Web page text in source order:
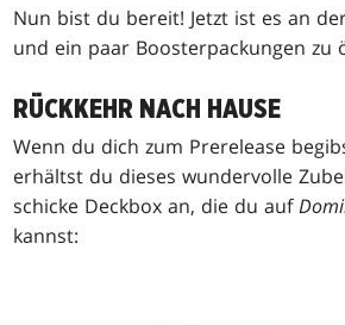
Nun bist du bereit! Jetzt ist es an
und ein paar Boosterpackungen zu
RÜCKKEHR NACH HAUSE
Wenn du dich zum Prerelease
erhältst du dieses wundervolle
schicke Deckbox an, die du auf
kannst: